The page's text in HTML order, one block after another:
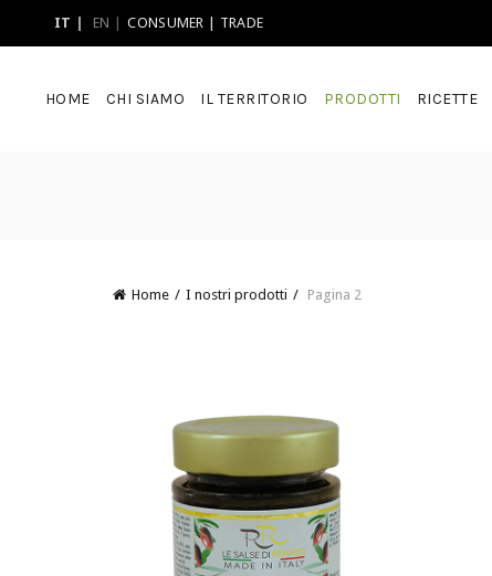
IT EN CONSUMER TRADE
HOME CHI SIAMO IL TERRITORIO PRODOTTI RICETTE
Home I nostri prodotti Pagina 2